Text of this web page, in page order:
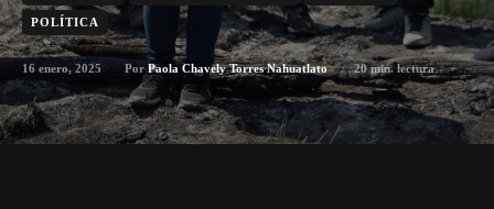
POLÍTICA
16 enero, 2025 Por Paola Chavely Torres Nahuatlato 20min. lectura